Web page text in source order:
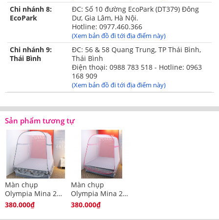
Lớp viền bo màn bên dưới giúp bảo vệ người bên
trong màn không bị muỗi cắn khi cho tay sát màn.
Dây kéo hoạt động trơn tru, dễ kéo lên xuống,
không có dấu hiệu bung đứt hoặc hoen gỉ.
Thiết kế màn có viền màu trắng họa tiết quả bơ
nổi bật, bắt mắt, tôn lên vẻ đẹp ấm cúng, hiện
đại cho gian phòng.
Màn chụp có thể bung mở hoặc gấp gọn chỉ với
vài bước đơn giản, không tốn quá nhiều công
sức hay thời gian.
Màn chụp đỉnh vuông 2 cửa có trọng lượng nhẹ, dễ
di chuyển, dễ giặt sạch, treo trên tường khi cất đi.
Màn chụp dễ giặt, nhanh khô, hạn chế tối đa trường
hợp nấm mốc, vi sinh vật và bụi bẩn tích tụ.
Chi nhánh 8:
EcoPark
ĐC: Số 10 đường EcoPark (DT379) Đông
Dư, Gia Lâm, Hà Nội.
Hotline: 0977.460.366
(Xem bản đồ đi tới địa điểm này)
Chi nhánh 9:
Thái Bình
ĐC: 56 & 58 Quang Trung, TP Thái Bình,
Thái Bình
Điện thoại: 0988 783 518 - Hotline: 0963
168 909
(Xem bản đồ đi tới địa điểm này)
Sản phẩm tương tự
Màn chụp
Olympia Mina 2
cửa đỉnh vuông
màu xám
380.000₫
Màn chụp
Olympia Mina 2
cửa đỉnh vuông
màu hồng
380.000₫